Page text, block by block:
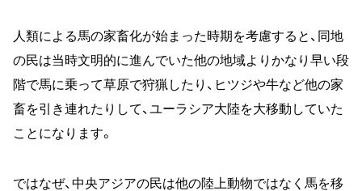
人類による馬の家畜化が始まった時期を考慮すると、同地
の民は当時文明的に進んでいた他の地域よりかなり早い段
階で馬に乗って草原で狩猟したり、ヒツジや牛など他の家
畜を引き連れたりして、ユーラシア大陸を大移動していた
ことになります。
ではなぜ、中央アジアの民は他の陸上動物ではなく馬を移